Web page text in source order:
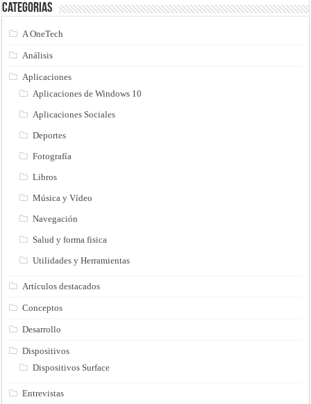
Categorias
A OneTech
Análisis
Aplicaciones
Aplicaciones de Windows 10
Aplicaciones Sociales
Deportes
Fotografía
Libros
Música y Vídeo
Navegación
Salud y forma fisica
Utilidades y Herramientas
Artículos destacados
Conceptos
Desarrollo
Dispositivos
Dispositivos Surface
Entrevistas